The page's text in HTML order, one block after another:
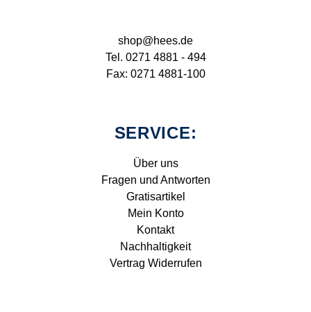
shop@hees.de
Tel. 0271 4881 - 494
Fax: 0271 4881-100
SERVICE:
Über uns
Fragen und Antworten
Gratisartikel
Mein Konto
Kontakt
Nachhaltigkeit
Vertrag Widerrufen